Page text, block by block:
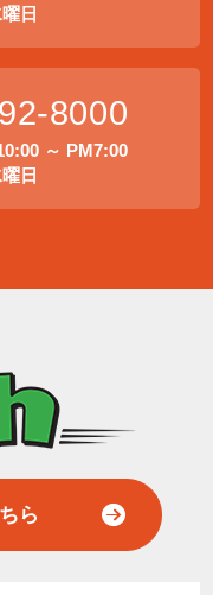
日
8000
～ PM7:00
日
ら